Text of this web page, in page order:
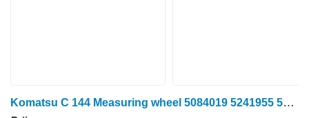
Komatsu C 144 Measuring wheel 5084019 5241955 5289909